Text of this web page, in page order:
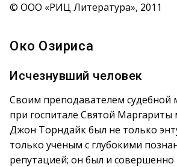
© ООО «РИЦ Литература», 2011
Око Озириса
Исчезнувший человек
Своим преподавателем
при госпитале Святой Маргариты
Джон Торндайк был не только
только ученым с глубокими
репутацией; он был и